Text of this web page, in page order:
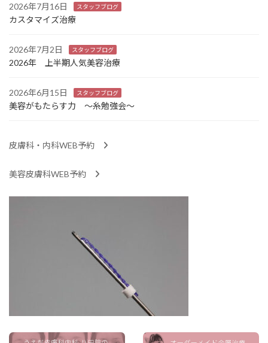
2026年7月16日 スタッフブログ
カスタマイズ治療
2026年7月2日 スタッフブログ
2026年 上半期人気美容治療
2026年6月15日 スタッフブログ
美容がもたらす力 ～糸勉強会～
皮膚科・内科WEB予約
美容皮膚科WEB予約